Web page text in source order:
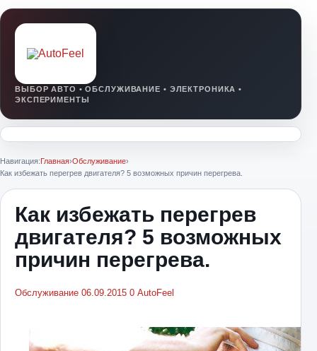
Навигация:Главная›Обслуживание›
Как избежать перегрев двигателя? 5 возможных причин перегрева.
Как избежать перегрев
двигателя? 5 возможных
причин перегрева.
Обслуживание 06.09.2015 0 AutoFeel